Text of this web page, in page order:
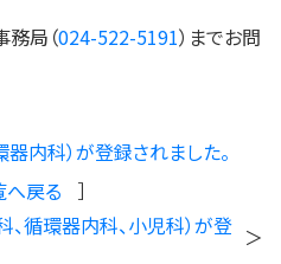
務局（024-522-5191）までお問
内科）が登録されました。
へ戻る
］
循環器内科、小児科）が登 ＞